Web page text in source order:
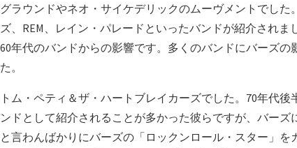
ラウンドやネオ・サイケデリックのムーヴメントでした
、REM、レイン・パレードといったバンドが紹介されま
年代のバンドからの影響です。多くのバンドにバーズの
。
ム・ペティ＆ザ・ハートブレイカーズでした。70年代後
ドとして紹介されることが多かった彼らですが、バーズ
言わんばかりにバーズの「ロックンロール・スター」を